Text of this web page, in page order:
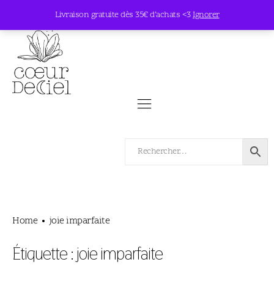
Livraison gratuite dès 35€ d’achats <3Ignorer
Home joie imparfaite
Étiquette :joie imparfaite